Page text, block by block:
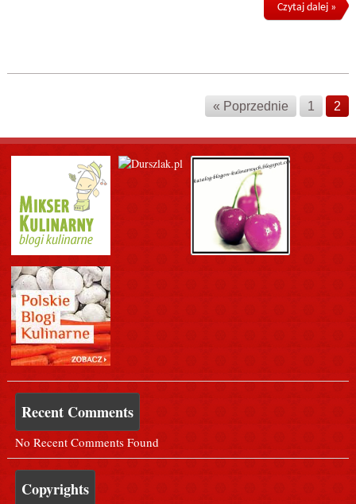
Czytaj dalej »
« Poprzednie 1 2
Recent Comments
No Recent Comments Found
Copyrights